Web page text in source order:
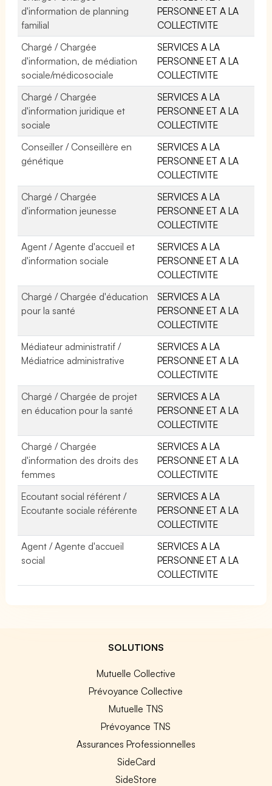
d'information de planning
familial
PERSONNE ET A LA
COLLECTIVITE
Chargé / Chargée
d'information, de médiation
sociale/médicosociale
SERVICES A LA
PERSONNE ET A LA
COLLECTIVITE
Chargé / Chargée
d'information juridique et
sociale
SERVICES A LA
PERSONNE ET A LA
COLLECTIVITE
Conseiller / Conseillère en
génétique
SERVICES A LA
PERSONNE ET A LA
COLLECTIVITE
Chargé / Chargée
d'information jeunesse
SERVICES A LA
PERSONNE ET A LA
COLLECTIVITE
Agent / Agente d'accueil et
d'information sociale
SERVICES A LA
PERSONNE ET A LA
COLLECTIVITE
Chargé / Chargée d'éducation
pour la santé
SERVICES A LA
PERSONNE ET A LA
COLLECTIVITE
Médiateur administratif /
Médiatrice administrative
SERVICES A LA
PERSONNE ET A LA
COLLECTIVITE
Chargé / Chargée de projet
en éducation pour la santé
SERVICES A LA
PERSONNE ET A LA
COLLECTIVITE
Chargé / Chargée
d'information des droits des
femmes
SERVICES A LA
PERSONNE ET A LA
COLLECTIVITE
Ecoutant social référent /
Ecoutante sociale référente
SERVICES A LA
PERSONNE ET A LA
COLLECTIVITE
Agent / Agente d'accueil
social
SERVICES A LA
PERSONNE ET A LA
COLLECTIVITE
SOLUTIONS
Mutuelle Collective
Prévoyance Collective
Mutuelle TNS
Prévoyance TNS
Assurances Professionnelles
SideCard
SideStore